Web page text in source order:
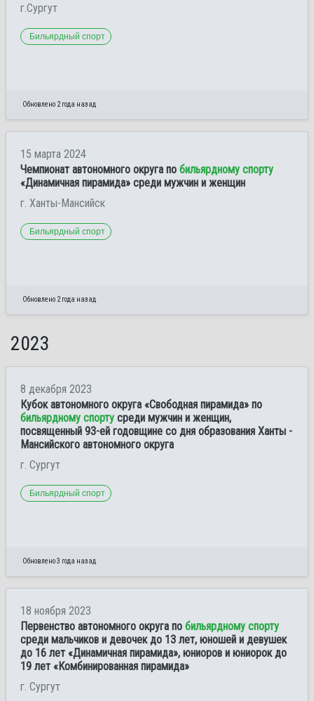
г.Сургут
Бильярдный спорт
Обновлено 2 года назад
15 марта 2024
Чемпионат автономного округа по бильярдному спорту
«Динамичная пирамида» среди мужчин и женщин
г. Ханты-Мансийск
Бильярдный спорт
Обновлено 2 года назад
2023
8 декабря 2023
Кубок автономного округа «Свободная пирамида» по
бильярдному спорту среди мужчин и женщин,
посвященный 93-ей годовщине со дня образования Ханты -
Мансийского автономного округа
г. Сургут
Бильярдный спорт
Обновлено 3 года назад
18 ноября 2023
Первенство автономного округа по бильярдному спорту
среди мальчиков и девочек до 13 лет, юношей и девушек
до 16 лет «Динамичная пирамида», юниоров и юниорок до
19 лет «Комбинированная пирамида»
г. Сургут